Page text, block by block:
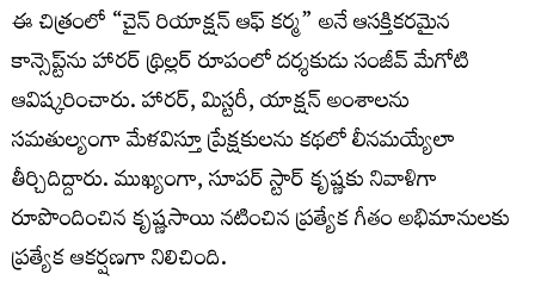
ఈ చిత్రంలో “చైన్ రియాక్షన్ ఆఫ్ కర్మ” అనే ఆసక్తికరమైన
కాన్సెప్ట్‌ను హారర్ థ్రిల్లర్ రూపంలో దర్శకుడు సంజీవ్ మేగోటి
ఆవిష్కరించారు. హారర్, మిస్టరీ, యాక్షన్ అంశాలను
సమతుల్యంగా మేళవిస్తూ ప్రేక్షకులను కథలో లీనమయ్యేలా
తీర్చిదిద్దారు. ముఖ్యంగా, సూపర్ స్టార్ కృష్ణకు నివాళిగా
రూపొందించిన కృష్ణసాయి నటించిన ప్రత్యేక గీతం అభిమానులకు
ప్రత్యేక ఆకర్షణగా నిలిచింది.